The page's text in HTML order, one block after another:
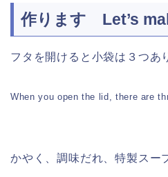
作ります Let’s
フタを開けると小袋は３つあ
When you open the lid, there are
かやく、調味だれ、特製スー